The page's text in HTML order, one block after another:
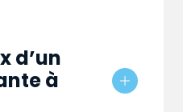
d’un
à